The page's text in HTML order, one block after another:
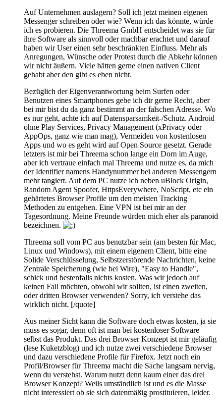
Auf Unternehmen auslagern? Soll ich jetzt meinen eigenen
Messenger schreiben oder wie? Wenn ich das könnte, würde
ich es probieren. Die Threema GmbH entscheidet was sie für
ihre Software als sinnvoll oder machbar erachtet und darauf
haben wir User einen sehr beschränkten Einfluss. Mehr als
Anregungen, Wünsche oder Protest durch die Abkehr können
wir nicht äußern. Viele hätten gerne einen nativen Client
gehabt aber den gibt es eben nicht.
Bezüglich der Eigenverantwortung beim Surfen oder
Benutzen eines Smartphones gebe ich dir gerne Recht, aber
bei mir bist du da ganz bestimmt an der falschen Adresse. Wo
es nur geht, achte ich auf Datensparsamkeit-/Schutz. Android
ohne Play Services, Privacy Management (xPrivacy oder
AppOps, ganz wie man mag), Vermeiden von kostenlosen
Apps und wo es geht wird auf Open Source gesetzt. Gerade
letzters ist mir bei Threema schon lange ein Dorn im Auge,
aber ich vertraue einfach mal Threema und nutze es, da mich
der Identifier namens Handynummer bei anderen Messengern
mehr tangiert. Auf dem PC nutze ich neben uBlock Origin,
Random Agent Spoofer, HttpsEverywhere, NoScript, etc ein
gehärtetes Browser Profile um den meisten Tracking
Methoden zu entgehen. Eine VPN ist bei mir an der
Tagesordnung. Meine Freunde würden mich eher als paranoid
bezeichnen.
Threema soll vom PC aus benutzbar sein (am besten für Mac,
Linux und Windows), mit einem eigenem Client, bitte eine
Solide Verschlüsselung, Selbstzerstörende Nachrichten, keine
Zentrale Speicherung (wie bei Wire), "Easy to Handle",
schick und bestenfalls nichts kosten. Was wir jedoch auf
keinen Fall möchten, obwohl wir sollten, ist einen zweiten,
oder dritten Browser verwenden? Sorry, ich verstehe das
wirklich nicht. [/quote]
Aus meiner Sicht kann die Software doch etwas kosten, ja sie
muss es sogar, denn oft ist man bei kostenloser Software
selbst das Produkt. Das drei Browser Konzept ist mir geläufig
(lese Kuketzblog) und ich nutze zwei verschiedene Browser
und dazu verschiedene Profile für Firefox. Jetzt noch ein
Profil/Browser für Threema macht die Sache langsam nervig,
wenn du verstehst. Warum nutzt denn kaum einer das drei
Browser Konzept? Weils umständlich ist und es die Masse
nicht interessiert ob sie sich datenmäßig prostituieren, leider.